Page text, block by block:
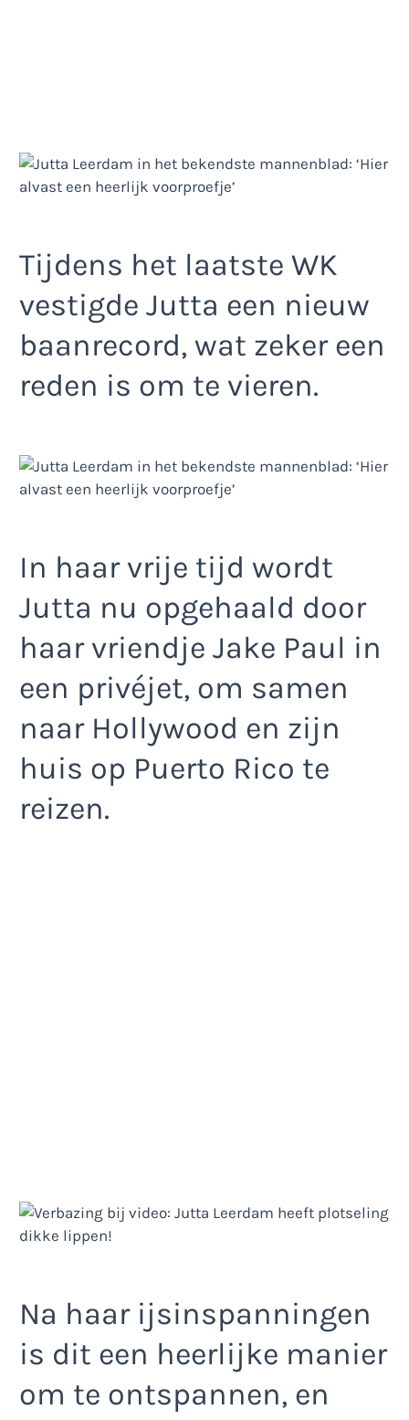
Tijdens het laatste WK
vestigde Jutta een nieuw
baanrecord, wat zeker een
reden is om te vieren.
In haar vrije tijd wordt
Jutta nu opgehaald door
haar vriendje Jake Paul in
een privéjet, om samen
naar Hollywood en zijn
huis op Puerto Rico te
reizen.
Na haar ijsinspanningen
is dit een heerlijke manier
om te ontspannen, en